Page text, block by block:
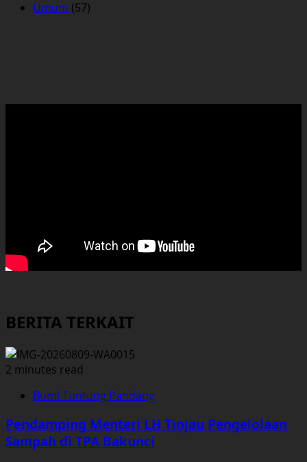
Umum (57)
BERITA TERKAIT
2 minutes read
Bumi Tuntung Pandang
Pendamping Menteri LH Tinjau Pengelolaan
Sampah di TPA Bakunci